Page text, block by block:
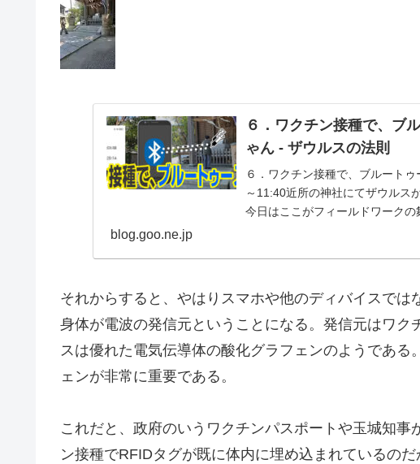
６．ワクチン接種で、ブ
ゃん - ザウルスの法則
６．ワクチン接種で、ブルート
～11:40近所の神社にてザウルス
今日はここがフィールドワークの
blog.goo.ne.jp
それからすると、やはりスマホや他のディバイスで
身体が電波の発信元ということになる。発信元はワ
スは優れた電気伝導体の酸化グラフェンのようであ
ェンが非常に重要である。
これだと、政府のいうワクチンパスポートや玉城知事
ン接種でRFIDタグが既に体内に埋め込まれているのだ